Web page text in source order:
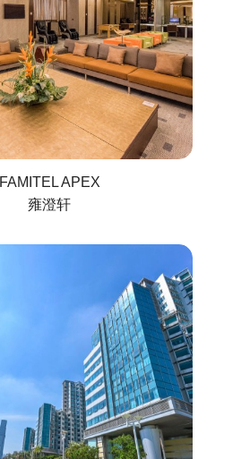
FAMITEL APEX
雍澄轩